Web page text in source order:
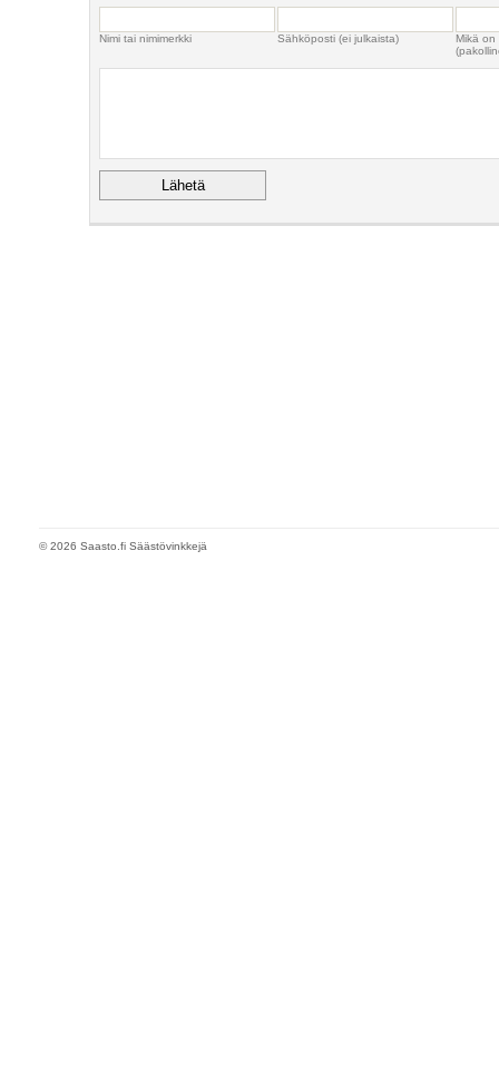
Nimi tai nimimerkki Sähköposti (ei julkaista)
Mikä
© 2026 Saasto.fi Säästövinkkejä